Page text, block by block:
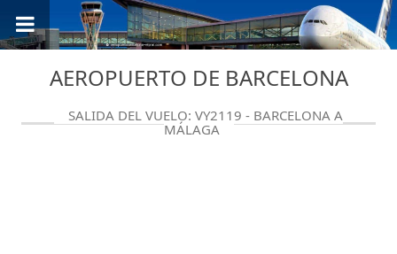
AEROPUERTO DE BARCELONA
SALIDA DEL VUELO: VY2119 - BARCELONA A
MÁLAGA